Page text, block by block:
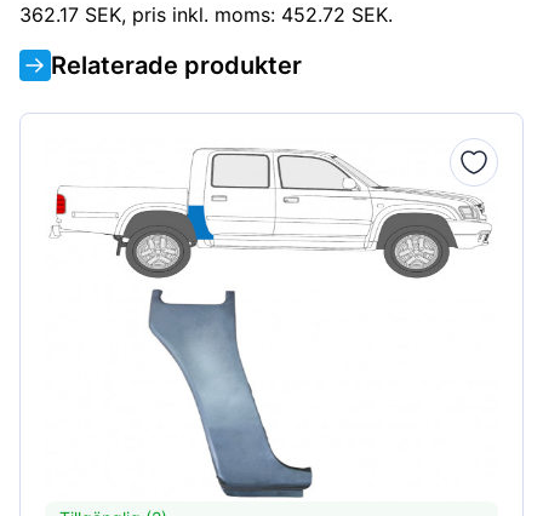
362.17 SEK, pris inkl. moms: 452.72 SEK.
Relaterade produkter